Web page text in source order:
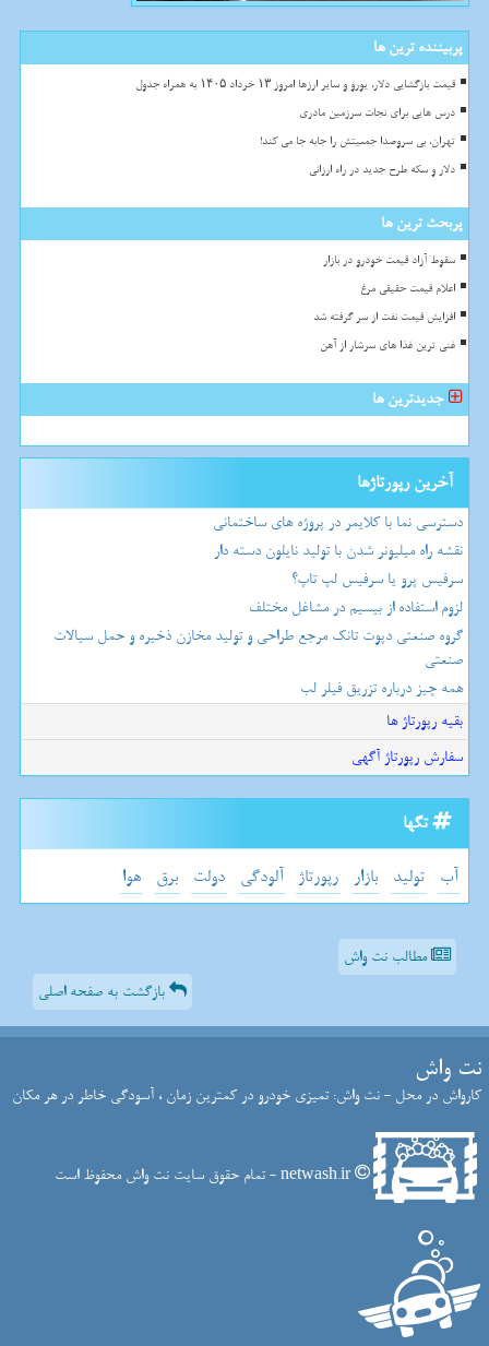
پربیننده ترین ها
قیمت بازگشایی دلار، یورو و سایر ارزها امروز ۱۳ خرداد ۱۴۰۵ به همراه جدول
درس هایی برای نجات سرزمین مادری
تهران، بی سروصدا جمعیتش را جابه جا می کند!
دلار و سکه طرح جدید در راه ارزانی
پربحث ترین ها
سقوط آزاد قیمت خودرو در بازار
اعلام قیمت حقیقی مرغ
افزایش قیمت نفت از سر گرفته شد
غنی ترین غذا های سرشار از آهن
جدیدترین ها
آخرین رپورتاژها
دسترسی نما با کلایمر در پروژه های ساختمانی
نقشه راه میلیونر شدن با تولید نایلون دسته دار
سرفیس پرو یا سرفیس لپ تاپ؟
لزوم استفاده از بیسیم در مشاغل مختلف
گروه صنعتی دپوت تانک مرجع طراحی و تولید مخازن ذخیره و حمل سیالات
صنعتی
همه چیز درباره تزریق فیلر لب
بقیه رپورتاژ ها
سفارش رپورتاژ آگهی
تگها
آب تولید بازار رپورتاژ آلودگی دولت برق هوا
مطالب نت واش
بازگشت به صفحه اصلی
نت واش
کارواش در محل - نت واش: تمیزی خودرو در کمترین زمان ، آسودگی خاطر در هر مکان
netwash.ir - تمام حقوق سایت نت واش محفوظ است